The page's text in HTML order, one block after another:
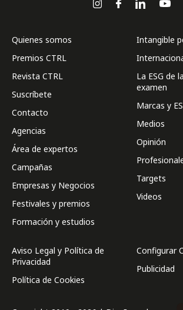
Quienes somos
Premios CTRL
Revista CTRL
Suscríbete
Contacto
Agencias
Área de expertos
Campañas
Empresas y Negocios
Festivales y premios
Formación y estudios
Intangible
La ESG de
examen
Marcas y
Medios
Opinión
Targets
Videos
Aviso Legal y Política de
Privacidad
Política de Cookies
Configurar
Publicidad